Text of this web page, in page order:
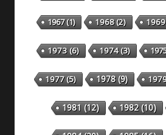
1967(1) 1968(2) 1969
1973(6) 1974(3)
1977(5) 1978(9)
1981 (12) 1982(10)